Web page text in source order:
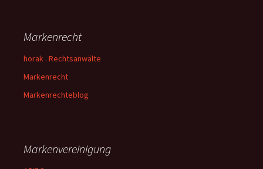
Markenrecht
horak . Rechtsanwälte
Markenrecht
Markenrechteblog
Markenvereinigung